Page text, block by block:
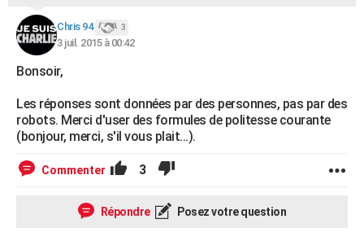
Bricolage
Lifestyle
Culture
Sport
Auto
Television
Voyage
Cinema Chris 94 3
3 juil. 2015 à 00:42
Bonsoir,
Les réponses sont données par des personnes, pas par des
robots. Merci d'user des formules de politesse courante
(bonjour, merci, s'il vous plait...).
Commenter 3
Répondre Posez votre question